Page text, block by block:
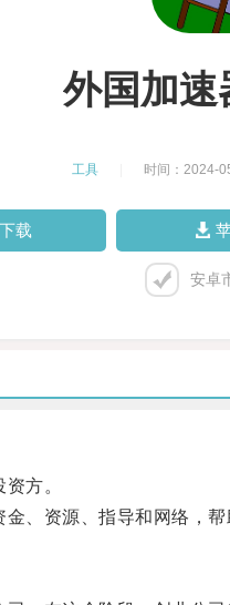
外国加速
工具 时间：2024-
载
安卓
方。
资源、指导和网络，帮